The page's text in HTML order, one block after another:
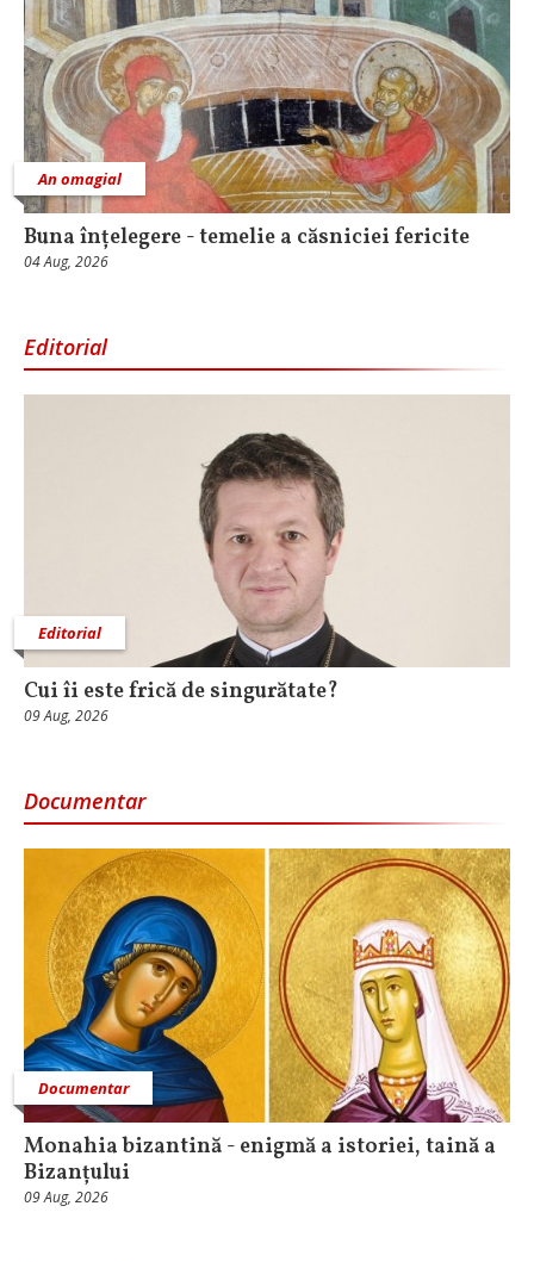
An omagial
Buna înțelegere - temelie a căsniciei fericite
04 Aug, 2026
Editorial
Editorial
Cui îi este frică de singurătate?
09 Aug, 2026
Documentar
Documentar
Monahia bizantină - enigmă a istoriei, taină a
Bizanțului
09 Aug, 2026